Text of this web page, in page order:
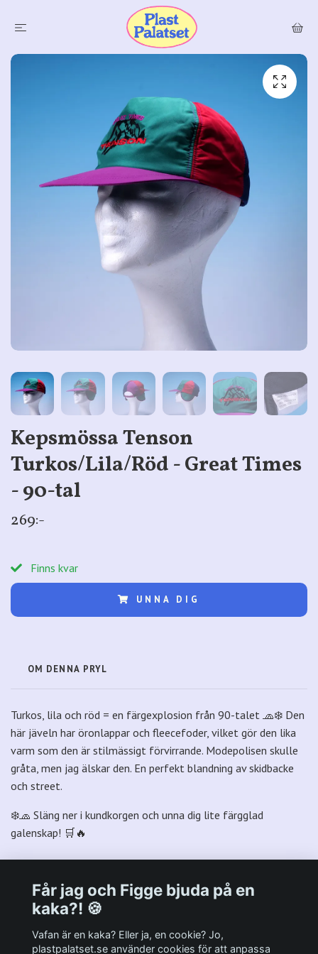
Kepsmössa Tenson
Turkos/Lila/Röd - Great Times
- 90-tal
269:-
Finns kvar
UNNA DIG
OM DENNA PRYL
Turkos, lila och röd = en färgexplosion från 90-talet 🧢❄️ Den
här jäveln har öronlappar och fleecefoder, vilket gör den lika
varm som den är stilmässigt förvirrande. Modepolisen skulle
gråta, men jag älskar den. En perfekt blandning av skidbacke
och street.
❄️🧢 Släng ner i kundkorgen och unna dig lite färgglad
galenskap! 🛒🔥
Får jag och Figge bjuda på en
kaka?! 🍪
Vafan är en kaka? Eller ja, en cookie? Jo,
plastpalatset.se använder cookies för att anpassa